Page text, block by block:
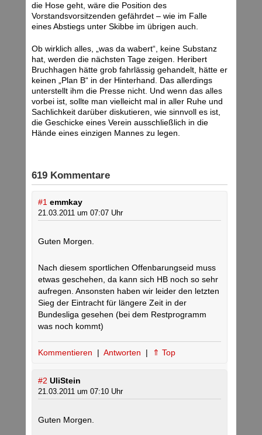
die Hose geht, wäre die Position des
Vorstandsvorsitzenden gefährdet – wie im Falle
eines Abstiegs unter Skibbe im übrigen auch.
Ob wirklich alles, „was da wabert“, keine Substanz
hat, werden die nächsten Tage zeigen. Heribert
Bruchhagen hätte grob fahrlässig gehandelt, hätte er
keinen „Plan B“ in der Hinterhand. Das allerdings
unterstellt ihm die Presse nicht. Und wenn das alles
vorbei ist, sollte man vielleicht mal in aller Ruhe und
Sachlichkeit darüber diskutieren, wie sinnvoll es ist,
die Geschicke eines Verein ausschließlich in die
Hände eines einzigen Mannes zu legen.
619 Kommentare
#1 emmkay
21.03.2011 um 07:07 Uhr
Guten Morgen.
Nach diesem sportlichen Offenbarungseid muss
etwas geschehen, da kann sich HB noch so sehr
aufregen. Ansonsten haben wir leider den letzten
Sieg der Eintracht für längere Zeit in der
Bundesliga gesehen (bei dem Restprogramm
was noch kommt)
Kommentieren | Antworten | ⇑ Top
#2 UliStein
21.03.2011 um 07:10 Uhr
Guten Morgen.